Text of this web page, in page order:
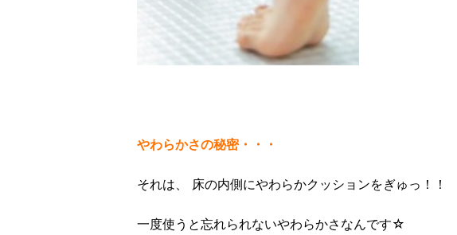
やわらかさの秘密・・・
それは、 床の内側にやわらかクッションをぎゅっ！！
一度使うと忘れられないやわらかさなんです☆